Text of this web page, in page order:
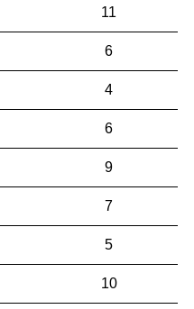
11
6
4
6
9
7
5
10